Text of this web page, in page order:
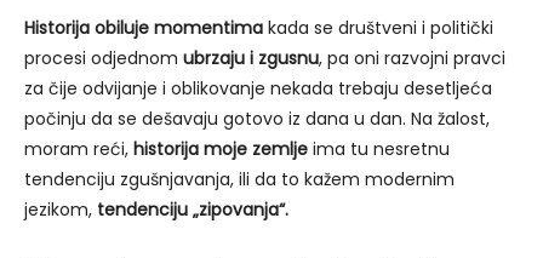
Historija obiluje momentima kada se društveni i politički
procesi odjednom ubrzaju i zgusnu, pa oni razvojni pravci
za čije odvijanje i oblikovanje nekada trebaju desetljeća
počinju da se dešavaju gotovo iz dana u dan. Na žalost,
moram reći, historija moje zemlje ima tu nesretnu
tendenciju zgušnjavanja, ili da to kažem modernim
jezikom, tendenciju „zipovanja“.